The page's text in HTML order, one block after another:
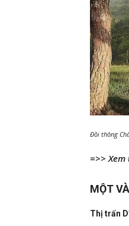
Đồi thông
=>>
MỘT
Thị trấn